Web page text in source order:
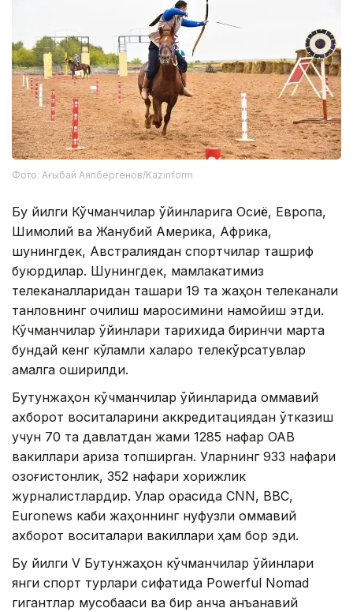
Фото: Ағыбай Аяпбергенов/Kazinform
Бу йилги Кўчманчилар ўйинларига Осиё, Европа,
Шимолий ва Жанубий Америка, Африка,
шунингдек, Австралиядан спортчилар ташриф
буюрдилар. Шунингдек, мамлакатимиз
телеканалларидан ташқари 19 та жаҳон телеканали
танловнинг очилиш маросимини намойиш этди.
Кўчманчилар ўйинлари тарихида биринчи марта
бундай кенг кўламли халқаро телекўрсатувлар
амалга оширилди.
Бутунжаҳон кўчманчилар ўйинларида оммавий
ахборот воситаларини аккредитациядан ўтказиш
учун 70 та давлатдан жами 1285 нафар ОАВ
вакиллари ариза топширган. Уларнинг 933 нафари
қозоғистонлик, 352 нафари хорижлик
журналистлардир. Улар орасида CNN, BBC,
Euronews каби жаҳоннинг нуфузли оммавий
ахборот воситалари вакиллари ҳам бор эди.
Бу йилги V Бутунжаҳон кўчманчилар ўйинлари
янги спорт турлари сифатида Powerful Nomad
гигантлар мусобақаси ва бир қанча анъанавий